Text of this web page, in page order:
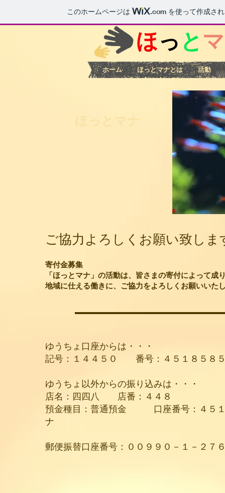
このホームページは .com を使って作成さ
ほっ と マ
ホーム ほっとマナとは 活動
ご協力よろしくお願い致しま
寄付金募集
「ほっとマナ」の活動は、皆さまの寄付によって成
地域に仕える働きに、ご協力をよろしくお願いいた
ゆうちょ口座からは・・・
記号：１４４５０ 番号：４５１８５８
ゆうちょ以外からの振り込みは・・・
店名：四四八 店番：４４８
預金種目：普通預金 口座番号：４５
ナ
郵便振替口座番号：００９９０－１－２